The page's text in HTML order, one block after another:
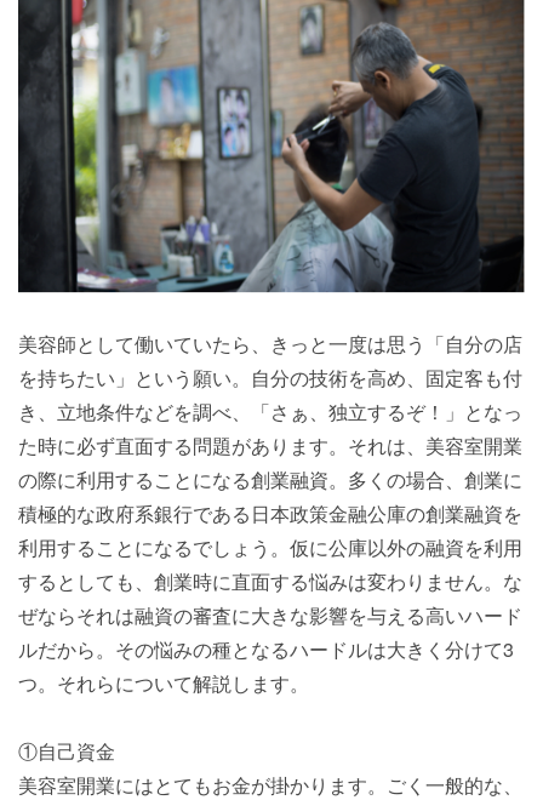
美容師として働いていたら、きっと一度は思う「自分の店
を持ちたい」という願い。自分の技術を高め、固定客も付
き、立地条件などを調べ、「さぁ、独立するぞ！」となっ
た時に必ず直面する問題があります。それは、美容室開業
の際に利用することになる創業融資。多くの場合、創業に
積極的な政府系銀行である日本政策金融公庫の創業融資を
利用することになるでしょう。仮に公庫以外の融資を利用
するとしても、創業時に直面する悩みは変わりません。な
ぜならそれは融資の審査に大きな影響を与える高いハード
ルだから。その悩みの種となるハードルは大きく分けて3
つ。それらについて解説します。
①自己資金
美容室開業にはとてもお金が掛かります。ごく一般的な、